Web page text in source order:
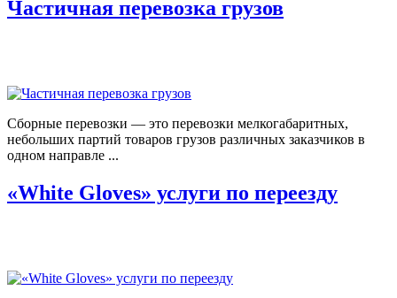
Частичная перевозка грузов
Сборные перевозки — это перевозки мелкогабаритных,
небольших партий товаров грузов различных заказчиков в
одном направле ...
«White Gloves» услуги по переезду